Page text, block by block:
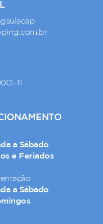
11
a Sábado
e Feriados
a Sábado